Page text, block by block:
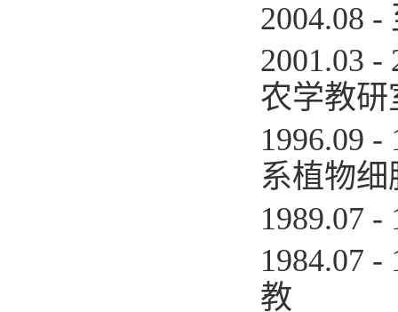
2004.08
2001.03
农学教研
1996.09
系植物
1989.07
1984.07
教